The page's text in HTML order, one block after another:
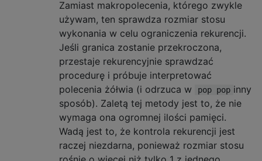
Zamiast makropolecenia, którego zwykle
używam, ten sprawdza rozmiar stosu
wykonania w celu ograniczenia rekurencji.
Jeśli granica zostanie przekroczona,
przestaje rekurencyjnie sprawdzać
procedurę i próbuje interpretować
polecenia żółwia (i odrzuca w
pop pop inny
sposób). Zaletą tej metody jest to, że nie
wymaga ona ogromnej ilości pamięci.
Wadą jest to, że kontrola rekurencji jest
raczej niezdarna, ponieważ rozmiar stosu